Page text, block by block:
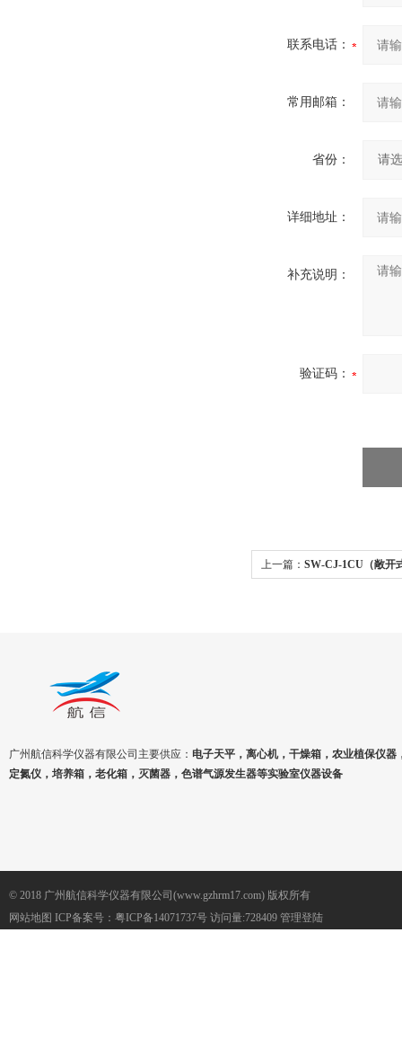
联系电话：
常用邮箱：
省份：
详细地址：
补充说明：
验证码：
上一篇： SW-CJ-1CU（敞开
广州航信科学仪器有限公司主要供应： 电子天平，离心机，干燥箱，农业植保仪器
定氮仪，培养箱，老化箱，灭菌器，色谱气源发生器等实验室仪器设备
© 2018 广州航信科学仪器有限公司(www.gzhrm17.com) 版权所有
网站地图 ICP备案号： 粤ICP备14071737号 访问量:728409 管理登陆